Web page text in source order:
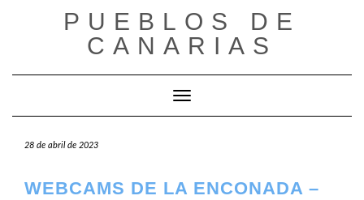
PUEBLOS DE
CANARIAS
Cambiar modo de navegación
28 de abril de 2023
WEBCAMS DE LA ENCONADA –